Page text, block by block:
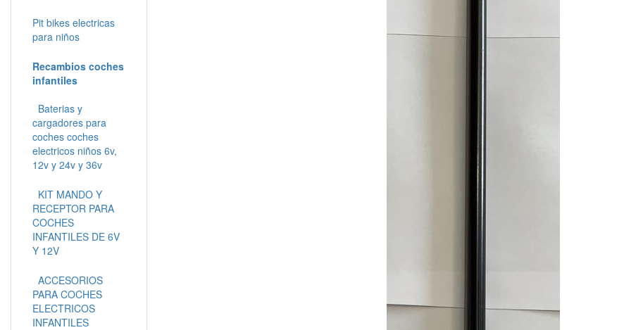
Pit bikes electricas
para niños
Recambios coches
infantiles
Baterias y
cargadores para
coches coches
electricos niños 6v,
12v y 24v y 36v
KIT MANDO Y
RECEPTOR PARA
COCHES
INFANTILES DE 6V
Y 12V
ACCESORIOS
PARA COCHES
ELECTRICOS
INFANTILES